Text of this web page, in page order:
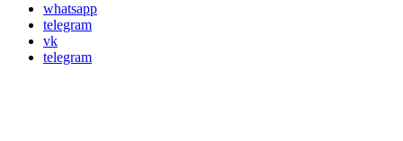
whatsapp
telegram
vk
telegram